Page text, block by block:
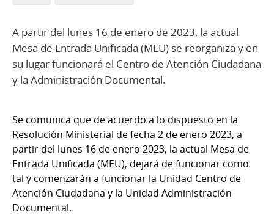
A partir del lunes 16 de enero de 2023, la actual
Mesa de Entrada Unificada (MEU) se reorganiza y en
su lugar funcionará el Centro de Atención Ciudadana
y la Administración Documental.
Se comunica que de acuerdo a lo dispuesto en la
Resolución Ministerial de fecha 2 de enero 2023, a
partir del lunes 16 de enero 2023, la actual Mesa de
Entrada Unificada (MEU), dejará de funcionar como
tal y comenzarán a funcionar la Unidad Centro de
Atención Ciudadana y la Unidad Administración
Documental.